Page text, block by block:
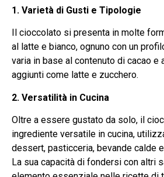
1. Varietà di Gusti e Tipologie
Il cioccolato si presenta in molte
al latte e bianco, ognuno con un
varia in base al contenuto di cacao e
aggiunti come latte e zucchero.
2. Versatilità in Cucina
Oltre a essere gustato da solo, il
ingrediente versatile in cucina,
dessert, pasticceria, bevande calde
La sua capacità di fondersi con altri